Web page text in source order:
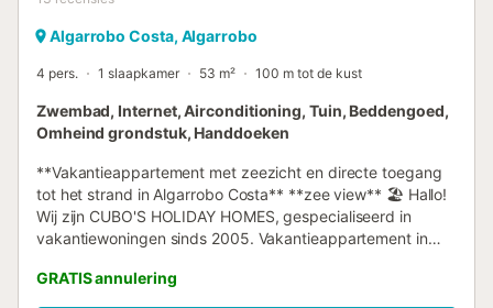
Algarrobo Costa, Algarrobo
4 pers. 1 slaapkamer 53 m² 100 m tot de kust
Zwembad, Internet, Airconditioning, Tuin, Beddengoed,
Omheind grondstuk, Handdoeken
**Vakantieappartement met zeezicht en directe toegang
tot het strand in Algarrobo Costa** **zee view** 🏖️ Hallo!
Wij zijn CUBO'S HOLIDAY HOMES, gespecialiseerd in
vakantiewoningen sinds 2005. Vakantieappartement in
met zeezicht** gelegen in een mooie urbanisatie met een
groot gemeenschappelijk zwembad, op slechts 50 meter
GRATIS annulering